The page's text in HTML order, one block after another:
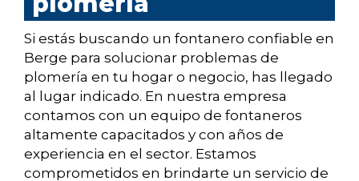
Si estás buscando un fontanero confiable en
Berge para solucionar problemas de
plomería en tu hogar o negocio, has llegado
al lugar indicado. En nuestra empresa
contamos con un equipo de fontaneros
altamente capacitados y con años de
experiencia en el sector. Estamos
comprometidos en brindarte un servicio de